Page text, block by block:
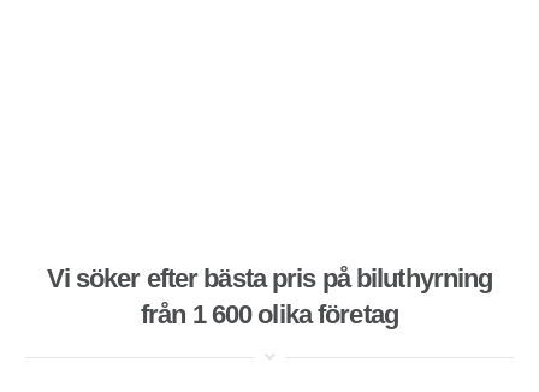
Vi söker efter bästa pris på biluthyrning
från 1 600 olika företag